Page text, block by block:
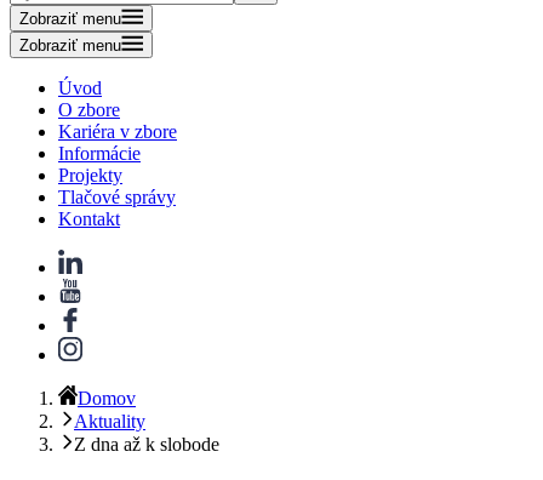
Zobraziť menu
Zobraziť menu
Úvod
O zbore
Kariéra v zbore
Informácie
Projekty
Tlačové správy
Kontakt
Domov
Aktuality
Z dna až k slobode